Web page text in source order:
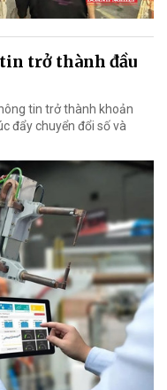
trở thành đầu
tin trở thành khoản
đẩy chuyển đổi số và